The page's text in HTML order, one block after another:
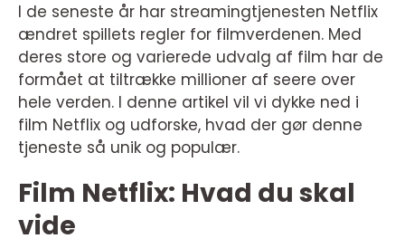
I de seneste år har streamingtjenesten Netflix
ændret spillets regler for filmverdenen. Med
deres store og varierede udvalg af film har de
formået at tiltrække millioner af seere over
hele verden. I denne artikel vil vi dykke ned i
film Netflix og udforske, hvad der gør denne
tjeneste så unik og populær.
Film Netflix: Hvad du skal
vide